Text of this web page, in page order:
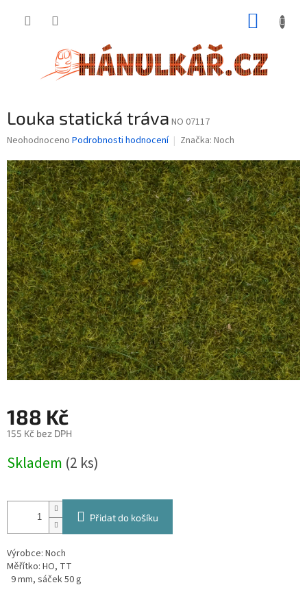
Louka statická tráva NO 07117
Průměrné
produktu
je
0,0
z
5
hvězdiček.
Neohodnoceno Podrobnosti hodnocení Značka: Noch
188 Kč
155 Kč bez DPH
cena:
Skladem (2 ks)
Přidat do košíku
Výrobce: Noch
Měřítko: HO, TT
9 mm, sáček 50 g